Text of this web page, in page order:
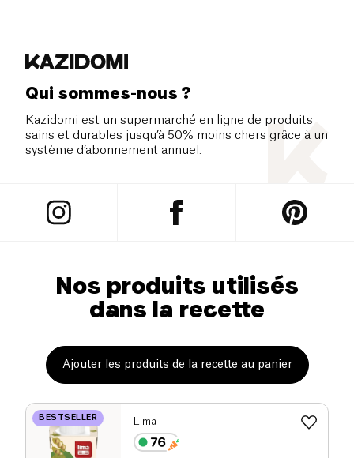
Qui sommes-nous ?
Kazidomi est un supermarché en ligne de produits
sains et durables jusqu’à 50% moins chers grâce à un
système d’abonnement annuel.
Nos produits utilisés
dans la recette
Ajouter les produits de la recette au panier
BESTSELLER Lima